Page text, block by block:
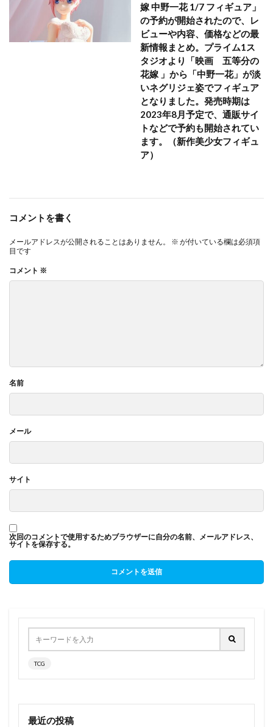
嫁 中野一花 1/7 フィギュア」
の予約が開始されたので、レ
ビューや内容、価格などの最
新情報まとめ。プライム1ス
タジオより「映画 五等分の
花嫁 」から「中野一花」が淡
いネグリジェ姿でフィギュア
となりました。発売時期は
2023年8月予定で、通販サイ
トなどで予約も開始されてい
ます。（新作美少女フィギュ
ア）
コメントを書く
メールアドレスが公開されることはありません。 ※ が付いている欄は必須項
目です
コメント ※
名前
メール
サイト
次回のコメントで使用するためブラウザーに自分の名前、メールアドレス、
サイトを保存する。
TCG
最近の投稿